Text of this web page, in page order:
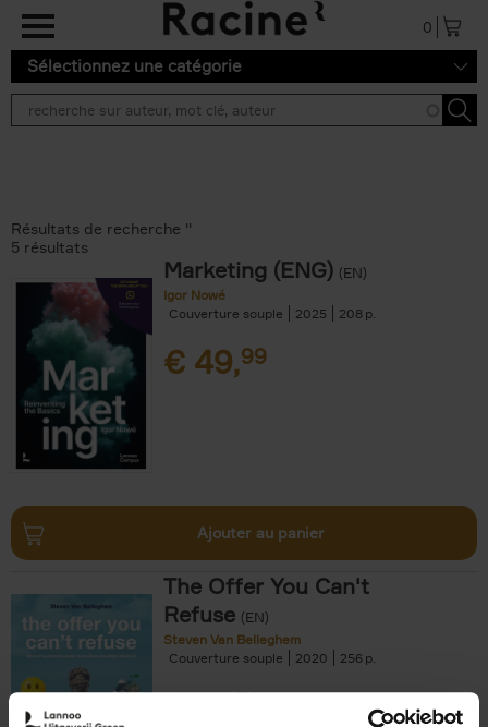
Aller au contenu principal
0
Sélectionnez une catégorie
Résultats de recherche ''
5 résultats
Marketing (ENG) (EN)
Igor Nowé
Couverture souple
2025 208
€ 49,99
Ajouter au panier
The Offer You Can't
Refuse (EN)
Steven Van Belleghem
Couverture souple
2020 256
€37,50